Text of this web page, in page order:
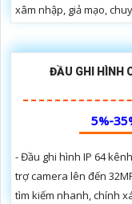
xâm nhập, giả mạo,
ĐẦU GHI HÌNH
5%-
- Đầu ghi hình IP 64
trợ camera lên đến
tìm kiếm nhanh, chính